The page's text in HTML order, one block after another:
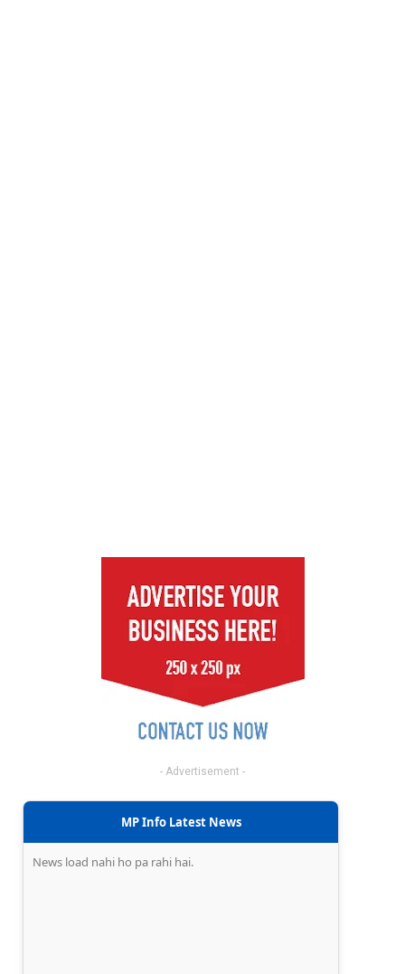
- Advertisement -
MP Info Latest News
News load nahi ho pa rahi hai.